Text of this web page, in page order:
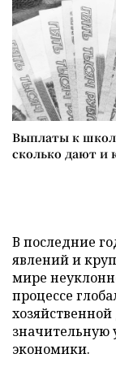
Выплаты к
сколько дают и
В последние
явлений и
мире
процессе
значительную
экономики.